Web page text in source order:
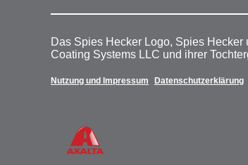
Das Spies Hecker Logo, Spies
Coating Systems LLC und ihrer
Nutzung und Impressum Datenschutzerklärung